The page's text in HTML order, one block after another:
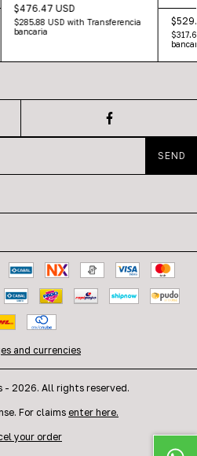
$476.47 USD
$285.88 USDwith Transferencia
bancaria
and currencies
- 2026. All rights reserved.
For claimsenter here.
your order